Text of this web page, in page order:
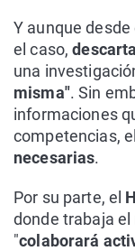
Y aunque
el caso,
una
misma". Sin
informaciones
competencias,
necesarias.
Por su parte, el
donde trabaja
"colaborará